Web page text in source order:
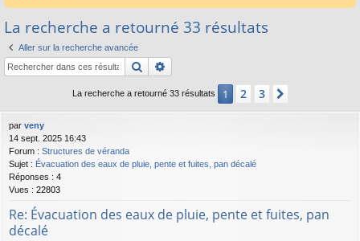
La recherche a retourné 33 résultats
Aller sur la recherche avancée
Rechercher
La recherche a retourné 33 résultats 1 2 3
par veny
14 sept. 2025 16:43
Forum : Structures de véranda
Sujet : Évacuation des eaux de pluie, pente et fuites, pan décalé
Réponses : 4
Vues : 22803
Re: Évacuation des eaux de pluie, pente et fuites, pan
décalé